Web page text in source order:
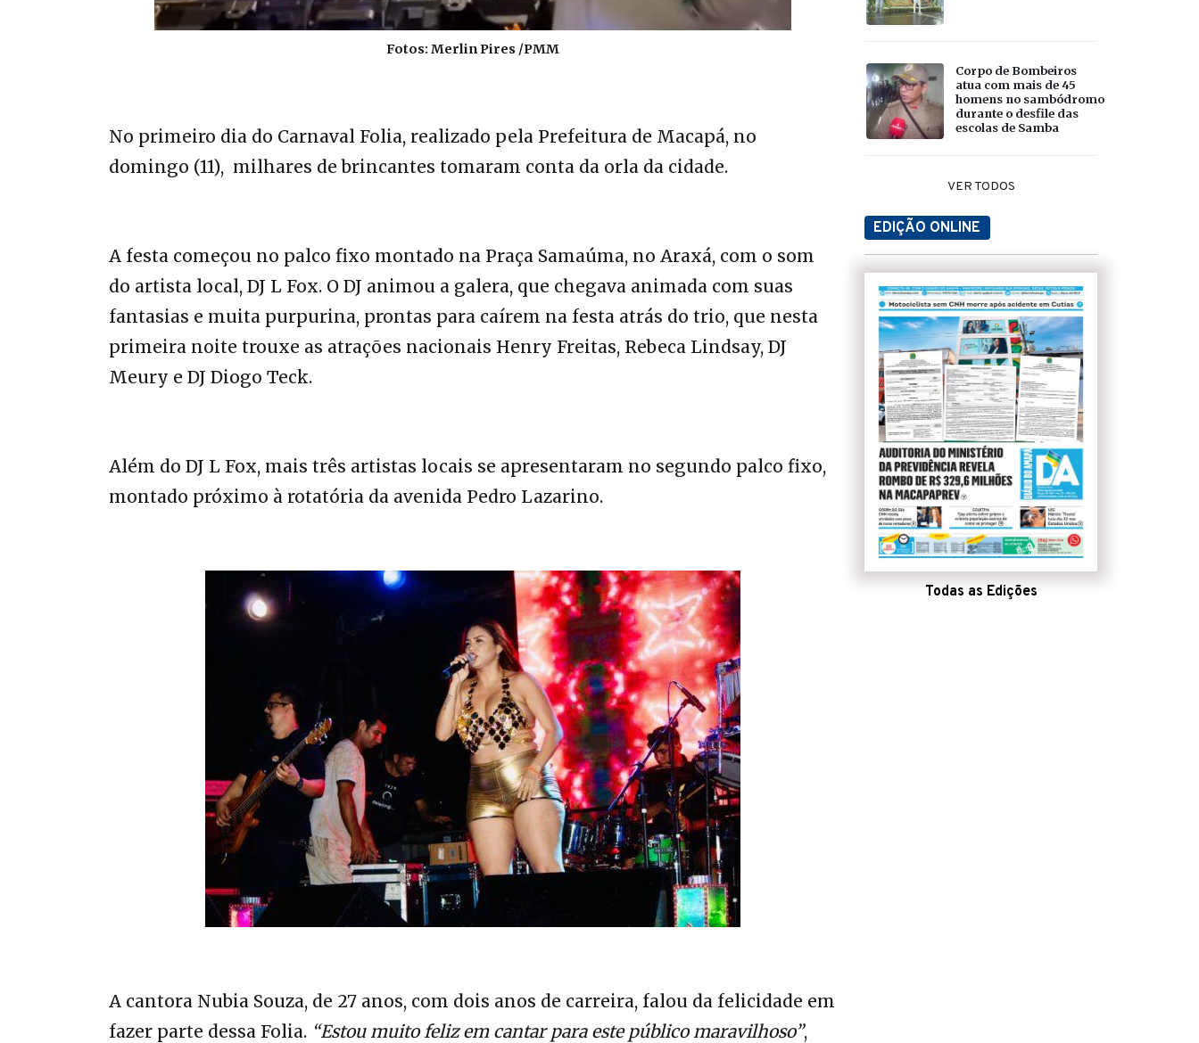
Fotos: Merlin Pires /PMM
No primeiro dia do Carnaval Folia, realizado pela Prefeitura de Macapá, no
domingo (11), milhares de brincantes tomaram conta da orla da cidade.
A festa começou no palco fixo montado na Praça Samaúma, no Araxá, com o som
do artista local, DJ L Fox. O DJ animou a galera, que chegava animada com suas
fantasias e muita purpurina, prontas para caírem na festa atrás do trio, que nesta
primeira noite trouxe as atrações nacionais Henry Freitas, Rebeca Lindsay, DJ
Meury e DJ Diogo Teck.
Além do DJ L Fox, mais três artistas locais se apresentaram no segundo palco fixo,
montado próximo à rotatória da avenida Pedro Lazarino.
A cantora Nubia Souza, de 27 anos, com dois anos de carreira, falou da felicidade em
fazer parte dessa Folia. “Estou muito feliz em cantar para este público maravilhoso”,
Corpo de Bombeiros
atua com mais de 45
homens no sambódromo
durante o desfile das
escolas de Samba
VER TODOS
EDIÇÃO ONLINE
Todas as Edições